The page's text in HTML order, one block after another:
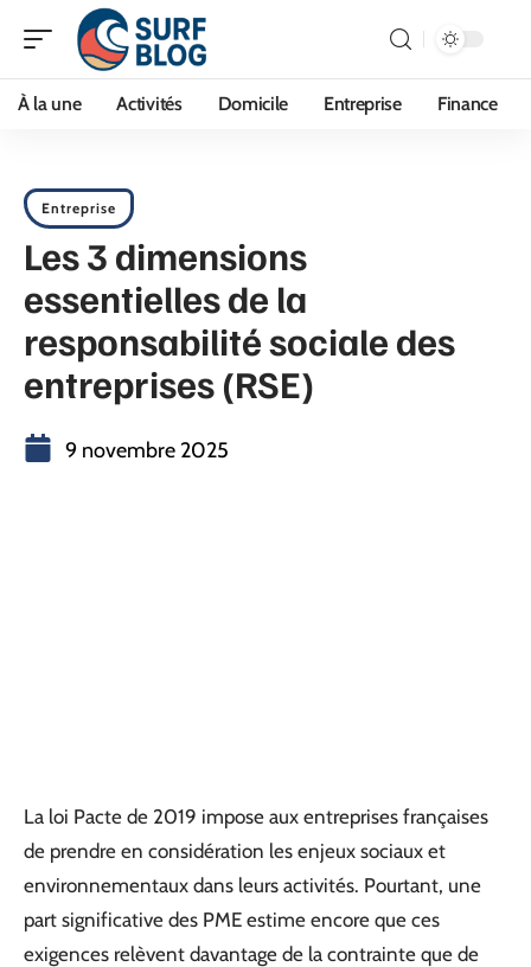
À la une Activités Domicile Entreprise Finance
Entreprise
Les 3 dimensions
essentielles de la
responsabilité sociale des
entreprises (RSE)
9 novembre 2025
La loi Pacte de 2019 impose aux entreprises françaises
de prendre en considération les enjeux sociaux et
environnementaux dans leurs activités. Pourtant, une
part significative des PME estime encore que ces
exigences relèvent davantage de la contrainte que de